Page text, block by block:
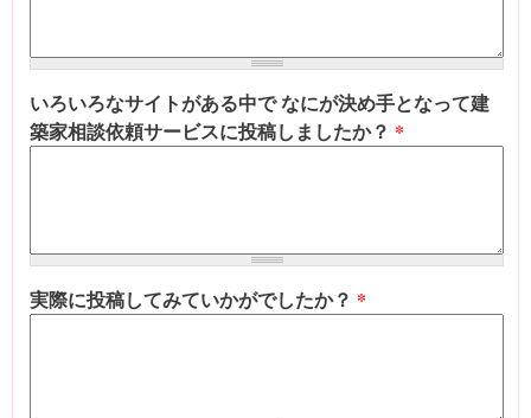
いろいろなサイトがある中で なにが決め手となって建
築家相談依頼サービスに投稿しましたか？ *
実際に投稿してみていかがでしたか？ *